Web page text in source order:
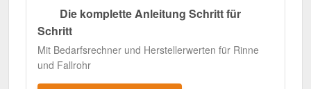
Die komplette Anleitung Schritt für
Schritt
Mit Bedarfsrechner und Herstellerwerten für Rinne
und Fallrohr